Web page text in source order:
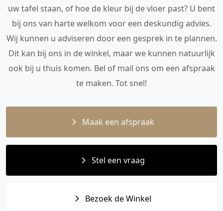
uw tafel staan, of hoe de kleur bij de vloer past? U bent
bij ons van harte welkom voor een deskundig advies.
Wij kunnen u adviseren door een gesprek in te plannen.
Dit kan bij ons in de winkel, maar we kunnen natuurlijk
ook bij u thuis komen. Bel of mail ons om een afspraak
te maken. Tot snel!
Maak een afspraak
Stel een vraag
Bezoek de Winkel